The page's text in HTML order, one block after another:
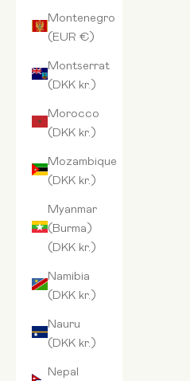
Montenegro
(EUR €)
Montserrat
(DKK kr.)
Morocco
(DKK kr.)
Mozambique
(DKK kr.)
Myanmar
(Burma)
(DKK kr.)
Namibia
(DKK kr.)
Nauru
(DKK kr.)
Nepal